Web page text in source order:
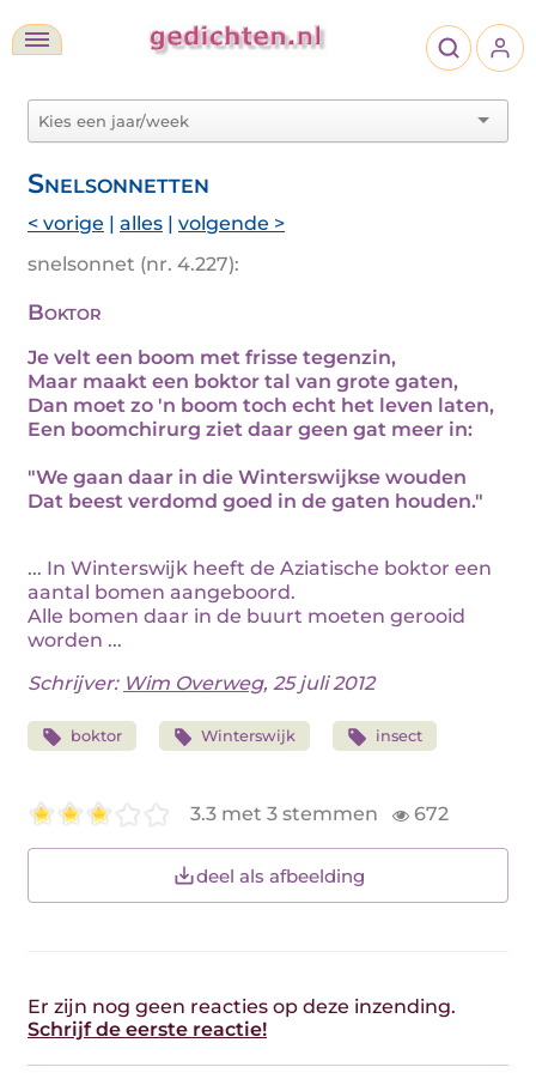
Snelsonnetten
< vorige | alles | volgende >
snelsonnet (nr. 4.227):
Boktor
Je velt een boom met frisse tegenzin,
Maar maakt een boktor tal van grote gaten,
Dan moet zo 'n boom toch echt het leven laten,
Een boomchirurg ziet daar geen gat meer in:
"We gaan daar in die Winterswijkse wouden
Dat beest verdomd goed in de gaten houden."
... In Winterswijk heeft de Aziatische boktor een
aantal bomen aangeboord.
Alle bomen daar in de buurt moeten gerooid
worden ...
Schrijver: Wim Overweg, 25 juli 2012
boktor Winterswijk insect
3.3 met 3 stemmen 672
deel als afbeelding
Er zijn nog geen reacties op deze inzending.
Schrijf de eerste reactie!